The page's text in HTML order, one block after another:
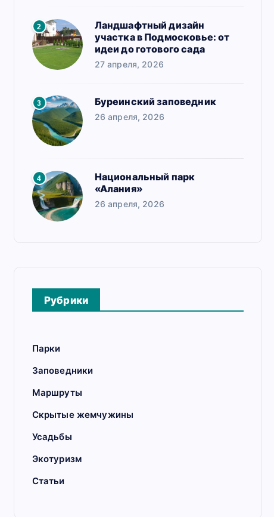
2
Ландшафтный дизайн
участка в Подмосковье: от
идеи до готового сада
27 апреля, 2026
3 Буреинский заповедник
26 апреля, 2026
4
Национальный парк
«Алания»
26 апреля, 2026
Рубрики
Парки
Заповедники
Маршруты
Скрытые жемчужины
Усадьбы
Экотуризм
Статьи